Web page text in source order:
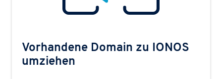
Vorhandene Domain zu IONOS
umziehen